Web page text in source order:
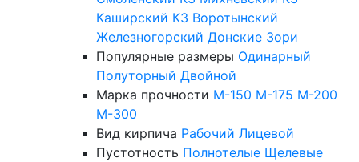
Каширский КЗ Воротынский
Железногорский Донские Зори
Популярные размеры Одинарный
Полуторный Двойной
Марка прочности М-150 М-175 М-200
М-300
Вид кирпича Рабочий Лицевой
Пустотность Полнотелые Щелевые